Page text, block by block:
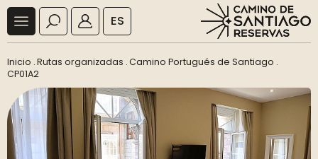
ES
Inicio .Rutas organizadas .Camino Portugués de Santiago .
CP01A2